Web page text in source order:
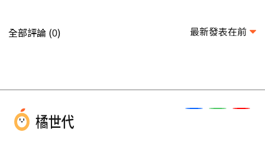
全部評論 (0) 最新發表在前